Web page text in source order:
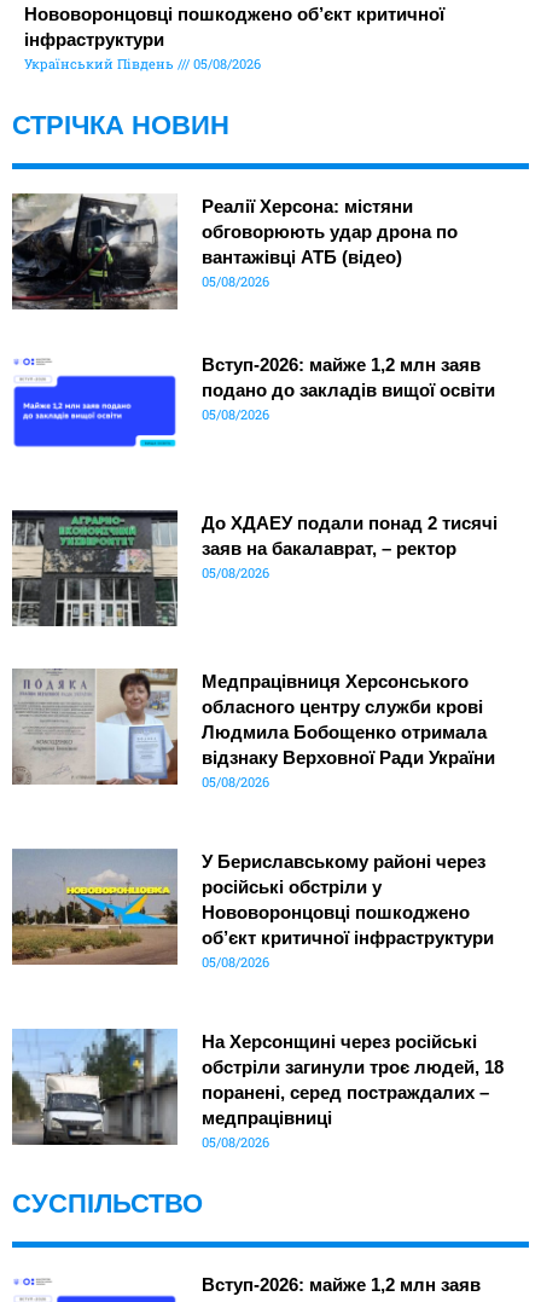
Нововоронцовці пошкоджено об’єкт критичної
інфраструктури
Український Південь 05/08/2026
СТРІЧКА НОВИН
Реалії Херсона: містяни
обговорюють удар дрона по
вантажівці АТБ (відео)
05/08/2026
Вступ-2026: майже 1,2 млн заяв
подано до закладів вищої освіти
05/08/2026
До ХДАЕУ подали понад 2 тисячі
заяв на бакалаврат, – ректор
05/08/2026
Медпрацівниця Херсонського
обласного центру служби крові
Людмила Бобощенко отримала
відзнаку Верховної Ради України
05/08/2026
У Бериславському районі через
російські обстріли у
Нововоронцовці пошкоджено
об’єкт критичної інфраструктури
05/08/2026
На Херсонщині через російські
обстріли загинули троє людей, 18
поранені, серед постраждалих –
медпрацівниці
05/08/2026
СУСПІЛЬСТВО
Вступ-2026: майже 1,2 млн заяв